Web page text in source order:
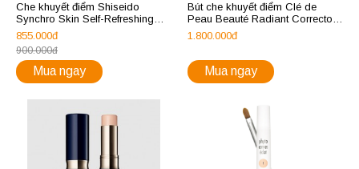
Che khuyết điểm Shiseido
Synchro Skin Self-Refreshing
Dual-Tip Concealer
855.000đ
900.000đ
Mua ngay
Bút che khuyết điểm Clé de
Peau Beauté Radiant Corrector
For Eyes
1.800.000đ
Mua ngay